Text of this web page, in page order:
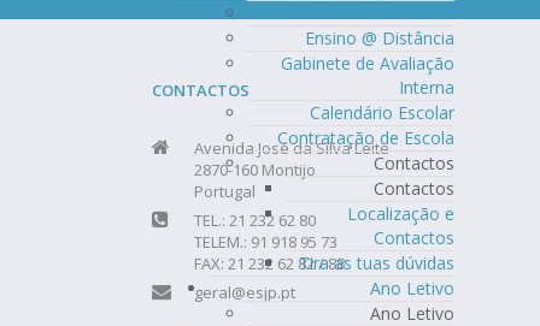
Ensino @ Distância
Gabinete de Avaliação
Interna
Calendário Escolar
Contratação de Escola
Contactos
Contactos
Localização e
Contactos
Tira as tuas dúvidas
Ano Letivo
Ano Letivo
CONTACTOS
Avenida José da Silva Leite
2870-160 Montijo
Portugal
TEL.: 21 232 62 80
TELEM.: 91 918 95 73
FAX: 21 232 62 82 / 88
geral@esjp.pt